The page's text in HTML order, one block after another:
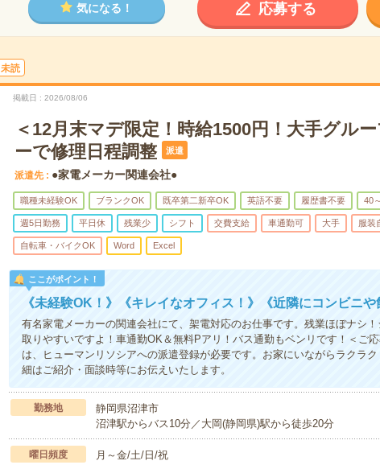
気になる！ 応募する
未読
掲載日 2026/08/06
＜12月末マデ限定！時給1500円！大手グル
ーで修理日程調整
派遣
派遣先 ●家電メーカー関連会社●
職種未経験OK ブランクOK 既卒第二新卒OK 英語不要 履歴書不要 40
週5日勤務 平日休 残業少 シフト 交費支給 車通勤可 大手 服装
自転車・バイクOK Word Excel
ここがポイント！
《未経験OK！》《キレイなオフィス！》《近隣にコンビニや
有名家電メーカーの関連会社にて、架電対応のお仕事です。残業ほぼナシ
取りやすいですよ！車通勤OK＆無料Pアリ！バス通勤もベンリです！＜ご
は、ヒューマンリソシアへの派遣登録が必要です。お家にいながらラクラ
細はご紹介・面談時等にお伝えいたします。
勤務地
静岡県沼津市
沼津駅からバス10分／大岡(静岡県)駅から徒歩20分
曜日頻度 月～金/土/日/祝